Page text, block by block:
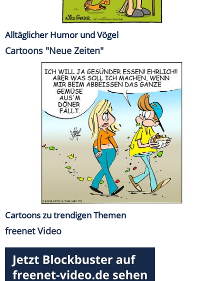
Alltäglicher Humor und Vögel
Cartoons "Neue Zeiten"
Cartoons zu trendigen Themen
freenet Video